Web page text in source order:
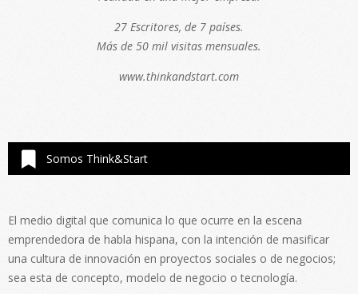
27 Escritores, de 7 países.
Más de 50 mil visitas mensuales.
www.thinkandstart.com
Somos Think&Start
El medio digital que comunica lo que ocurre en la escena
emprendedora de habla hispana, con la intención de masificar
una cultura de innovación en proyectos sociales o de negocios;
sea esta de concepto, modelo de negocio o tecnología.